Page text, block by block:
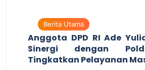
Berita Utama
Anggota DPD RI Ade
Sinergi dengan
Tingkatkan Pelayanan